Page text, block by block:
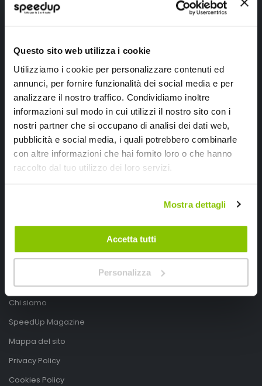
Questo sito web utilizza i cookie
Utilizziamo i cookie per personalizzare contenuti ed
annunci, per fornire funzionalità dei social media e per
analizzare il nostro traffico. Condividiamo inoltre
informazioni sul modo in cui utilizzi il nostro sito con i
nostri partner che si occupano di analisi dei dati web,
pubblicità e social media, i quali potrebbero combinarle
con altre informazioni che hai fornito loro o che hanno
raccolto dal tuo utilizzo dei loro servizi.
Mostra dettagli
Accetta tutti
Personalizza
Segui SPEEDUP.IT
SpeedUp.it
Treviso, Italy 31040
Speedup.it by Trio Group
Telefono0423.601555
Chi siamo
SpeedUp Magazine
Mappa del sito
Privacy Policy
Cookies Policy